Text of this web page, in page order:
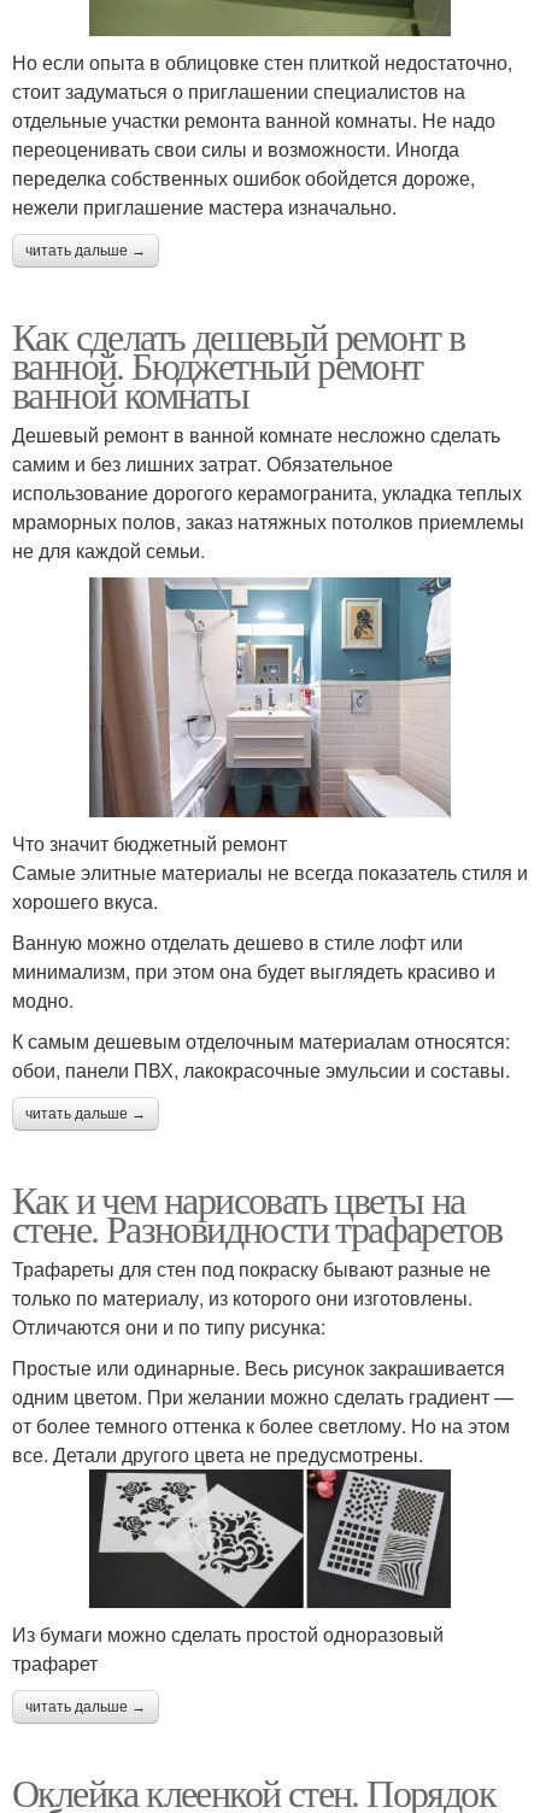
Но если опыта в облицовке стен плиткой недостаточно,
стоит задуматься о приглашении специалистов на
отдельные участки ремонта ванной комнаты. Не надо
переоценивать свои силы и возможности. Иногда
переделка собственных ошибок обойдется дороже,
нежели приглашение мастера изначально.
читать дальше →
Как сделать дешевый ремонт в
ванной. Бюджетный ремонт
ванной комнаты
Дешевый ремонт в ванной комнате несложно сделать
самим и без лишних затрат. Обязательное
использование дорогого керамогранита, укладка теплых
мраморных полов, заказ натяжных потолков приемлемы
не для каждой семьи.
Что значит бюджетный ремонт
Самые элитные материалы не всегда показатель стиля и
хорошего вкуса.
Ванную можно отделать дешево в стиле лофт или
минимализм, при этом она будет выглядеть красиво и
модно.
К самым дешевым отделочным материалам относятся:
обои, панели ПВХ, лакокрасочные эмульсии и составы.
читать дальше →
Как и чем нарисовать цветы на
стене. Разновидности трафаретов
Трафареты для стен под покраску бывают разные не
только по материалу, из которого они изготовлены.
Отличаются они и по типу рисунка:
Простые или одинарные. Весь рисунок закрашивается
одним цветом. При желании можно сделать градиент —
от более темного оттенка к более светлому. Но на этом
все. Детали другого цвета не предусмотрены.
Из бумаги можно сделать простой одноразовый
трафарет
читать дальше →
Оклейка клеенкой стен. Порядок